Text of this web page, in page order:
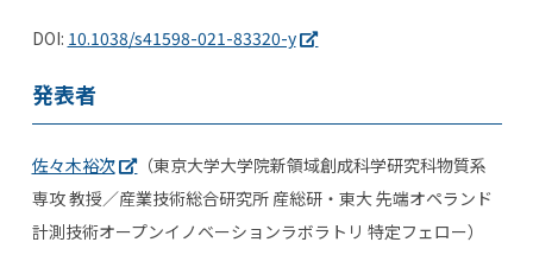
DOI: 10.1038/s41598-021-83320-y
発表者
佐々木裕次
（東京大学大学院新領域創成科学研究科物質系
専攻 教授／産業技術総合研究所 産総研・東大 先端オペランド
計測技術オープンイノベーションラボラトリ 特定フェロー）